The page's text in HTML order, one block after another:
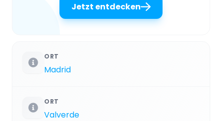
Jetzt entdecken
ORT
Madrid
ORT
Valverde